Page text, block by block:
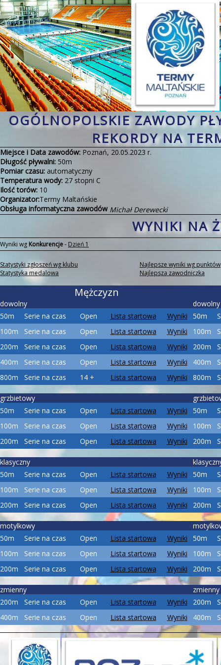
OGÓLNOPOLSKIE ZAWODY
REKORDY NA
Miejsce i Data zawodów: Poznań, 20.05.2023 r.
Długość pływalni: 50m
Pomiar czasu: automatyczny
Temperatura wody: 27 stopni C
Ilość torów: 10
Organizator:Termy Maltańskie
Obsługa informatyczna zawodów Michał Derewecki
WYNIKI NA
Wyniki wg Konkurencje- Dzień 1
Statystyki zgłoszeń wg klubu
Najlepsze wyniki wg punktów
Statystyka medalowa
Najlepsza zawodniczka
Mężczyzn
dowolny
dowolny
50m
Serie na czas Open Lista startowa Wyniki 50m
100m
Serie na czas Open Lista startowa Wyniki 100m
200m
Serie na czas Open Lista startowa Wyniki 200m
400m
Serie na czas Open Lista startowa Wyniki 400m
800m
Serie na czas 14 + Lista startowa Wyniki 800m
grzbietowy
50m
Serie na czas Open Lista startowa Wyniki 50m
100m
Serie na czas Open Lista startowa Wyniki 100m
200m
Serie na czas Open Lista startowa Wyniki 200m
klasyczny
50m
Serie na czas Open Lista startowa Wyniki 50m
100m
Serie na czas Open Lista startowa Wyniki 100m
200m
Serie na czas Open Lista startowa Wyniki 200m
motylkowy
50m
Serie na czas Open Lista startowa Wyniki 50m
100m
Serie na czas Open Lista startowa Wyniki 100m
200m
Serie na czas Open Lista startowa Wyniki 200m
zmienny
zmienny
200m
Serie na czas Open Lista startowa Wyniki 200m
400m
Serie na czas Open Lista startowa Wyniki 400m